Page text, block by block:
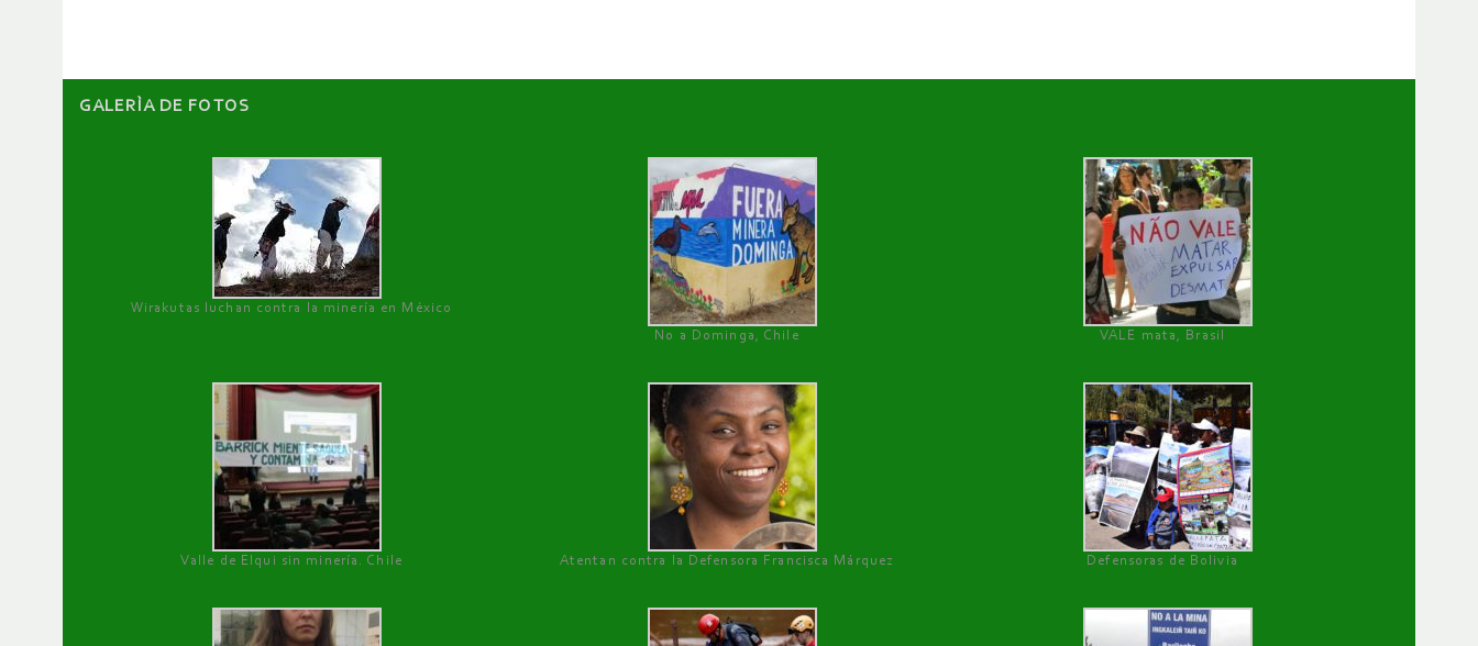
GALERÌA DE FOTOS
Wirakutas luchan contra la minería en México
No a Dominga, Chile
VALE mata, Brasil
Valle de Elqui sin minería. Chile Atentan contra la Defensora Francisca Márquez Defensoras de Bolivia